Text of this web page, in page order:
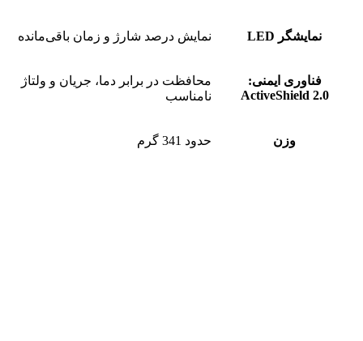
نمایشگر LED نمایش درصد شارژ و زمان باقی‌مانده
فناوری ایمنی:
ActiveShield 2.0
محافظت در برابر دما، جریان و ولتاژ
نا‌مناسب
وزن حدود 341 گرم